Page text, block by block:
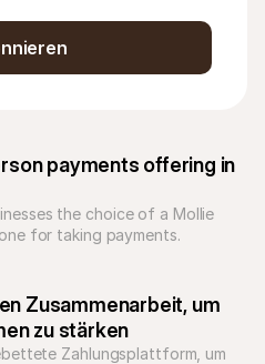
payments offering in
the choice of a Mollie
for taking payments.
Zusammenarbeit, um
zu stärken
Zahlungsplattform, um